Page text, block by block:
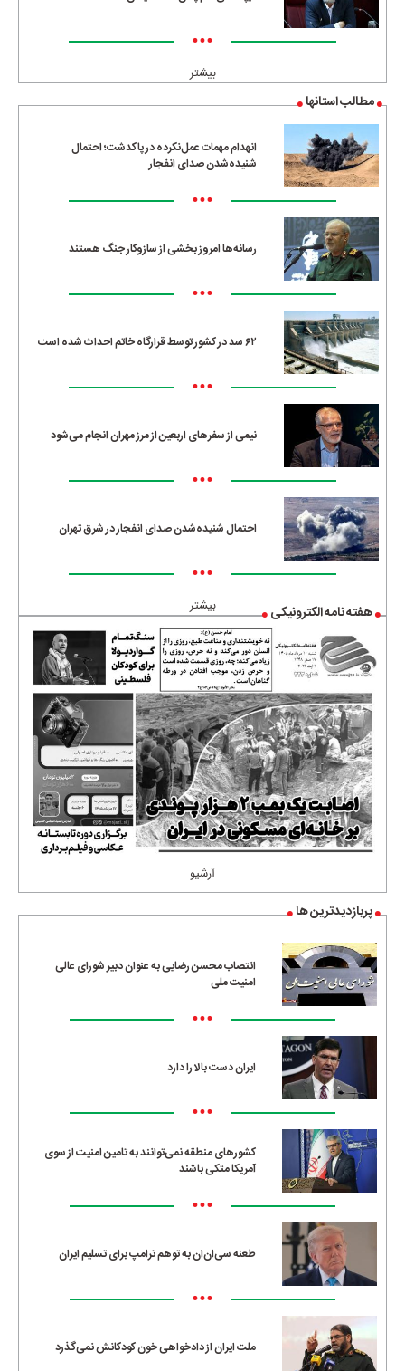
•••
بیشتر
مطالب استانها
انهدام مهمات عمل‌نکرده در پاکدشت؛ احتمال
شنیده‌شدن صدای انفجار
•••
رسانه‌ها امروز بخشی از سازوکار جنگ هستند
•••
۶۲ سد در کشور توسط قرارگاه خاتم احداث شده است
•••
نیمی از سفرهای اربعین از مرز مهران انجام می‌شود
•••
احتمال شنیده‌شدن صدای انفجار در شرق تهران
•••
بیشتر هفته نامه الکترونیکی
آرشیو
پربازدیدترین ها
انتصاب محسن رضایی به عنوان دبیر شورای عالی
امنیت ملی
•••
ایران دست بالا را دارد
•••
کشورهای منطقه نمی‌توانند به تامین امنیت از سوی
آمریکا متکی باشند
•••
طعنه سی‌ان‌ان به توهم ترامپ برای تسلیم ایران
•••
ملت ایران از دادخواهی خون کودکانش نمی‌گذرد